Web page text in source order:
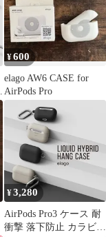
トーン
EL_A3PCSSCYZ_ST 未
使用 送料無料
¥600
elago AW6 CASE for
AirPods Pro
¥3,280
AirPods Pro3 ケース 耐
衝撃 落下防止 カラビナ